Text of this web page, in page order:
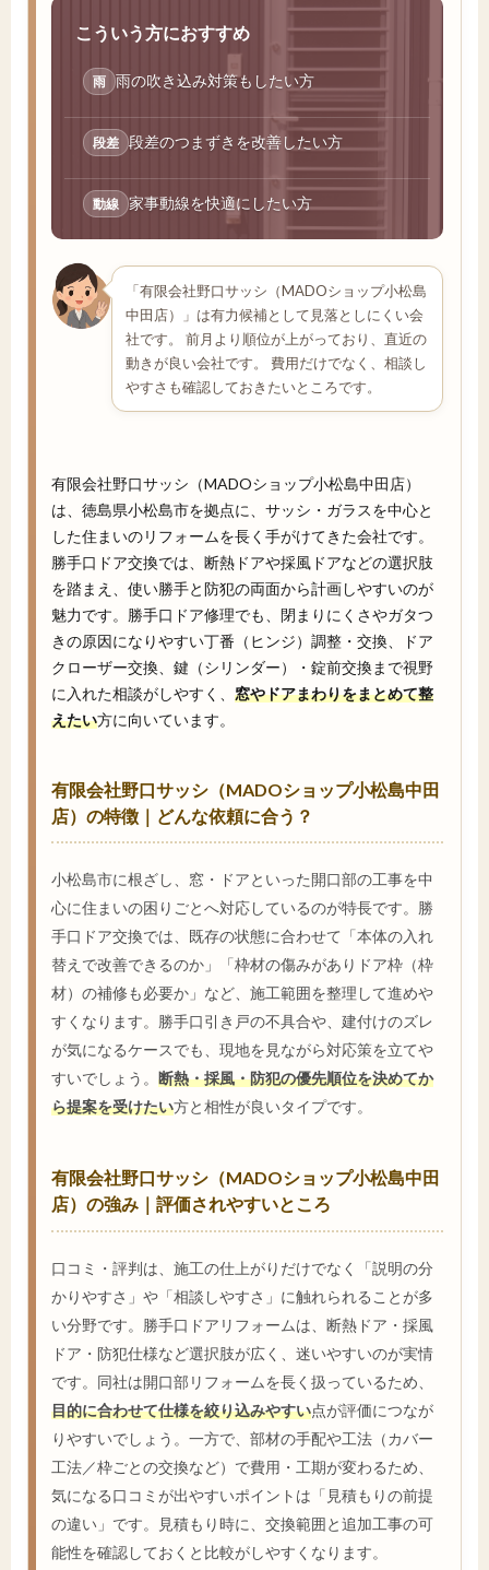
こういう方におすすめ
雨 雨の吹き込み対策もしたい方
段差 段差のつまずきを改善したい方
動線 家事動線を快適にしたい方
「有限会社野口サッシ（MADOショップ小松島
中田店）」は有力候補として見落としにくい会
社です。 前月より順位が上がっており、直近の
動きが良い会社です。 費用だけでなく、相談し
やすさも確認しておきたいところです。
有限会社野口サッシ（MADOショップ小松島中田店）
は、徳島県小松島市を拠点に、サッシ・ガラスを中心と
した住まいのリフォームを長く手がけてきた会社です。
勝手口ドア交換では、断熱ドアや採風ドアなどの選択肢
を踏まえ、使い勝手と防犯の両面から計画しやすいのが
魅力です。勝手口ドア修理でも、閉まりにくさやガタつ
きの原因になりやすい丁番（ヒンジ）調整・交換、ドア
クローザー交換、鍵（シリンダー）・錠前交換まで視野
に入れた相談がしやすく、 窓やドアまわりをまとめて整
えたい方に向いています。
有限会社野口サッシ（MADOショップ小松島中田
店）の特徴｜どんな依頼に合う？
小松島市に根ざし、窓・ドアといった開口部の工事を中
心に住まいの困りごとへ対応しているのが特長です。勝
手口ドア交換では、既存の状態に合わせて「本体の入れ
替えで改善できるのか」「枠材の傷みがありドア枠（枠
材）の補修も必要か」など、施工範囲を整理して進めや
すくなります。勝手口引き戸の不具合や、建付けのズレ
が気になるケースでも、現地を見ながら対応策を立てや
すいでしょう。 断熱・採風・防犯の優先順位を決めてか
ら提案を受けたい方と相性が良いタイプです。
有限会社野口サッシ（MADOショップ小松島中田
店）の強み｜評価されやすいところ
口コミ・評判は、施工の仕上がりだけでなく「説明の分
かりやすさ」や「相談しやすさ」に触れられることが多
い分野です。勝手口ドアリフォームは、断熱ドア・採風
ドア・防犯仕様など選択肢が広く、迷いやすいのが実情
です。同社は開口部リフォームを長く扱っているため、
目的に合わせて仕様を絞り込みやすい点が評価につなが
りやすいでしょう。一方で、部材の手配や工法（カバー
工法／枠ごとの交換など）で費用・工期が変わるため、
気になる口コミが出やすいポイントは「見積もりの前提
の違い」です。見積もり時に、交換範囲と追加工事の可
能性を確認しておくと比較がしやすくなります。